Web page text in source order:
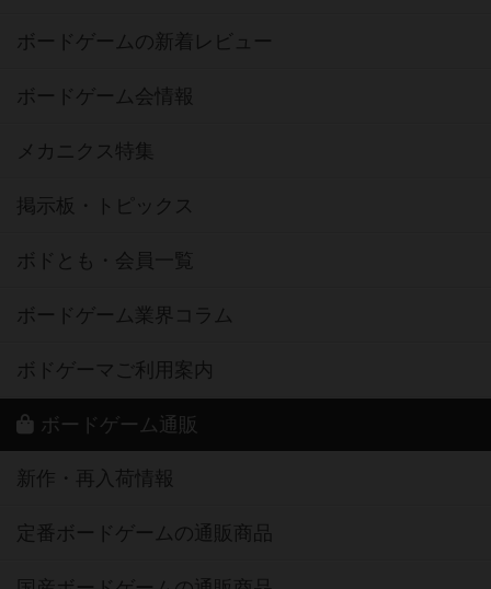
ボードゲームの新着レビュー
ボードゲーム会情報
メカニクス特集
掲示板・トピックス
ボドとも・会員一覧
ボードゲーム業界コラム
ボドゲーマご利用案内
ボードゲーム通販
新作・再入荷情報
定番ボードゲームの通販商品